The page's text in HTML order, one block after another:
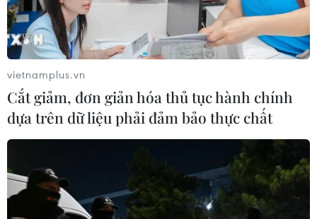
#xung đột Nga - Ukraine
vietnamplus.vn
Cắt giảm, đơn giản hóa thủ tục hành chính
dựa trên dữ liệu phải đảm bảo thực chất